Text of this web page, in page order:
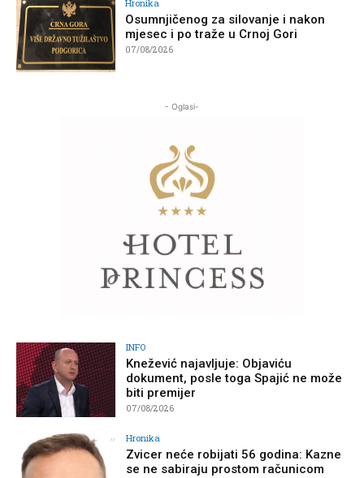
Hronika
Osumnjičenog za silovanje i nakon
mjesec i po traže u Crnoj Gori
07/08/2026
- Oglasi-
INFO
Knežević najavljuje: Objaviću
dokument, posle toga Spajić ne može
biti premijer
07/08/2026
Hronika
Zvicer neće robijati 56 godina: Kazne
se ne sabiraju prostom računicom